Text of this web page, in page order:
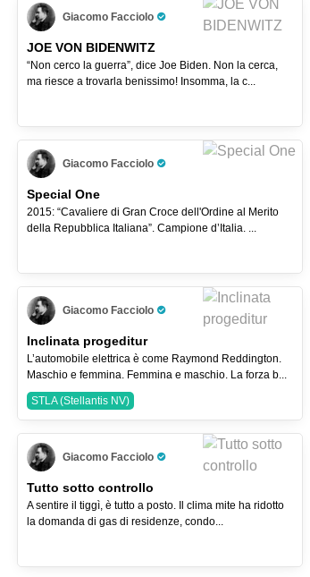
Giacomo Facciolo
Pro Trader
JOE VON BIDENWITZ
“Non cerco la guerra”, dice Joe Biden. Non la cerca,
ma riesce a trovarla benissimo! Insomma, la c...
Giacomo Facciolo
Pro Trader
Special One
2015: “Cavaliere di Gran Croce dell'Ordine al Merito
della Repubblica Italiana”. Campione d’Italia. ...
Giacomo Facciolo
Pro Trader
Inclinata progeditur
L’automobile elettrica è come Raymond Reddington.
Maschio e femmina. Femmina e maschio. La forza b...
STLA (Stellantis NV)
Giacomo Facciolo
Pro Trader
Tutto sotto controllo
A sentire il tiggì, è tutto a posto. Il clima mite ha ridotto
la domanda di gas di residenze, condo...